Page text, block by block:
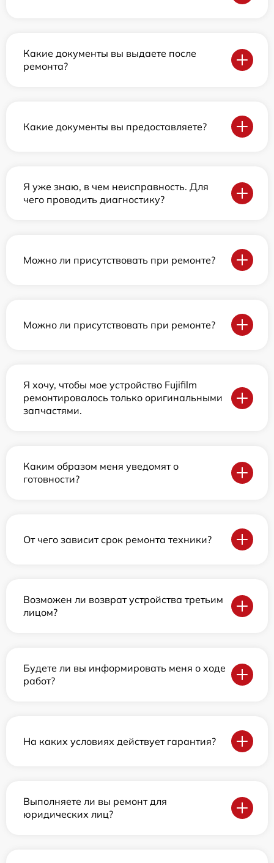
Какие документы вы выдаете после
ремонта?
Какие документы вы предоставляете?
Я уже знаю, в чем неисправность. Для
чего проводить диагностику?
Можно ли присутствовать при ремонте?
Можно ли присутствовать при ремонте?
Я хочу, чтобы мое устройство Fujifilm
ремонтировалось только оригинальными
запчастями.
Каким образом меня уведомят о
готовности?
От чего зависит срок ремонта техники?
Возможен ли возврат устройства третьим
лицом?
Будете ли вы информировать меня о ходе
работ?
На каких условиях действует гарантия?
Выполняете ли вы ремонт для
юридических лиц?